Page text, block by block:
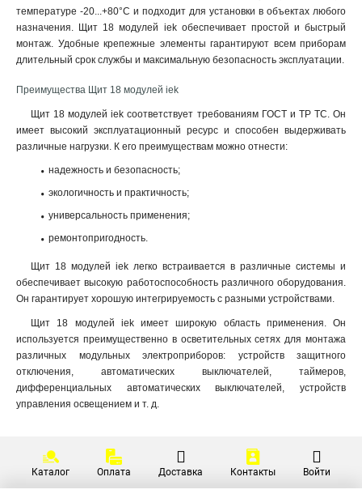
температуре -20...+80°C и подходит для установки в объектах любого
назначения. Щит 18 модулей iek обеспечивает простой и быстрый
монтаж. Удобные крепежные элементы гарантируют всем приборам
длительный срок службы и максимальную безопасность эксплуатации.
Преимущества Щит 18 модулей iek
Щит 18 модулей iek соответствует требованиям ГОСТ и ТР ТС. Он
имеет высокий эксплуатационный ресурс и способен выдерживать
различные нагрузки. К его преимуществам можно отнести:
надежность и безопасность;
экологичность и практичность;
универсальность применения;
ремонтопригодность.
Щит 18 модулей iek легко встраивается в различные системы и
обеспечивает высокую работоспособность различного оборудования.
Он гарантирует хорошую интегрируемость с разными устройствами.
Щит 18 модулей iek имеет широкую область применения. Он
используется преимущественно в осветительных сетях для монтажа
различных модульных электроприборов: устройств защитного
отключения, автоматических выключателей, таймеров,
дифференциальных автоматических выключателей, устройств
управления освещением и т. д.
Каталог Оплата Доставка Контакты Войти